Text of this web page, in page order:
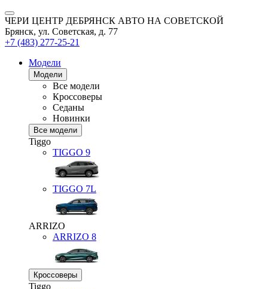
ЧЕРИ ЦЕНТР ДЕБРЯНСК АВТО НА СОВЕТСКОЙ
Брянск, ул. Советская, д. 77
+7 (483) 277-25-21
Модели
Модели
Все модели
Кроссоверы
Седаны
Новинки
Все модели
Tiggo
TIGGO 9
TIGGO 7L
ARRIZO
ARRIZO 8
Кроссоверы
Tiggo